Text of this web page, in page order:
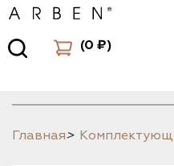
(0 ₽)
Главная>